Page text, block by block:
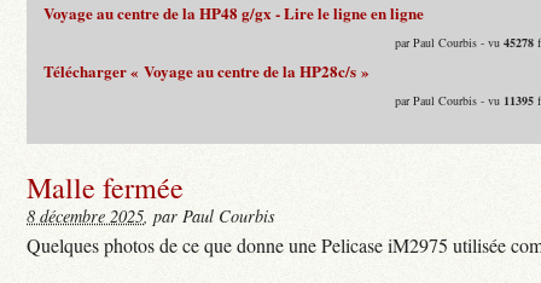
Voyage au centre de la HP48 g/gx - Lire le ligne en ligne
par Paul Courbis - vu45278
Télécharger « Voyage au centre de la HP28c/s »
par Paul Courbis - vu 11395
Malle fermée
8 décembre 2025, par Paul Courbis
Quelques photos de ce que donne une Pelicase iM2975 utilisée